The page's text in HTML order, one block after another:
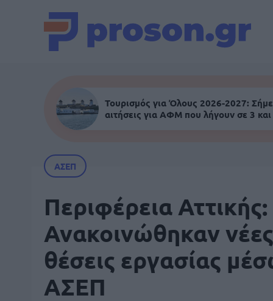
Τουρισμός για Όλους 2026-2027:
αιτήσεις για ΑΦΜ που λήγουν σε 3
ΑΣΕΠ
Περιφέρεια Αττικής:
Ανακοινώθηκαν νέες
θέσεις εργασίας
ΑΣΕΠ